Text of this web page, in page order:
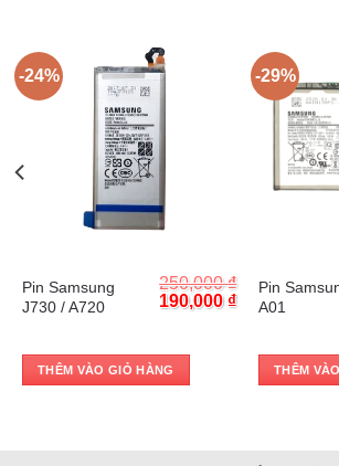
-24%
Pin Samsung
J730 / A720
250,000₫
Original
price
250,000 ₫.
190,000 ₫Current
price
190,000 ₫.
THÊM VÀO GIỎ HÀNG
-29%
Pin
A01
THÊM
Current
price
150,000 ₫.